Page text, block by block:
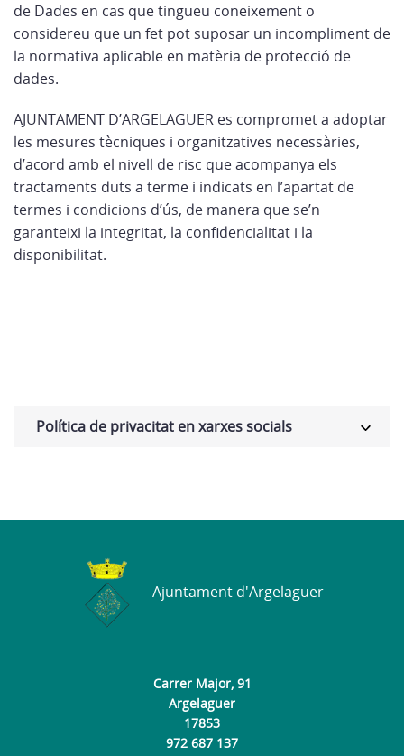
de Dades en cas que tingueu coneixement o
considereu que un fet pot suposar un incompliment de
la normativa aplicable en matèria de protecció de
dades.
AJUNTAMENT D’ARGELAGUER es compromet a adoptar
les mesures tècniques i organitzatives necessàries,
d’acord amb el nivell de risc que acompanya els
tractaments duts a terme i indicats en l’apartat de
termes i condicions d’ús, de manera que se’n
garanteixi la integritat, la confidencialitat i la
disponibilitat.
Política de privacitat en xarxes socials
Carrer Major, 91
Argelaguer
17853
972 687 137
Ajuntament d'Argelaguer